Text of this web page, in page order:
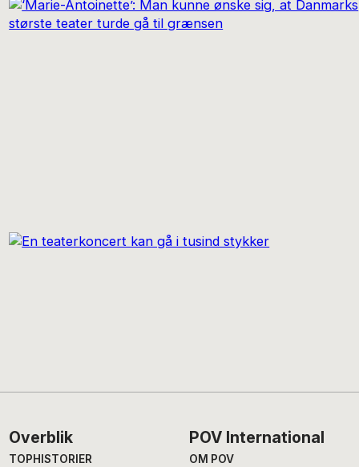
Footer
Overblik
TOPHISTORIER
POV International
OM POV